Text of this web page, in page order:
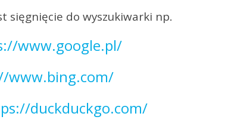
sięgnięcie do wyszukiwarki np.
www.google.pl/
www.bing.com/
duckduckgo.com/